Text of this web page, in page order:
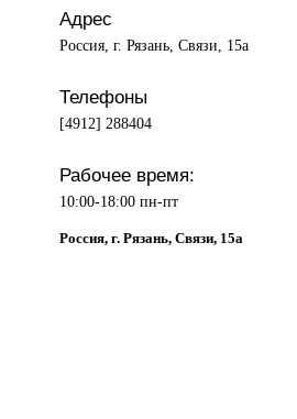
Адрес
Россия, г. Рязань, Связи, 15а
Телефоны
[4912] 288404
Рабочее время:
10:00-18:00 пн-пт
Россия, г. Рязань, Связи, 15а